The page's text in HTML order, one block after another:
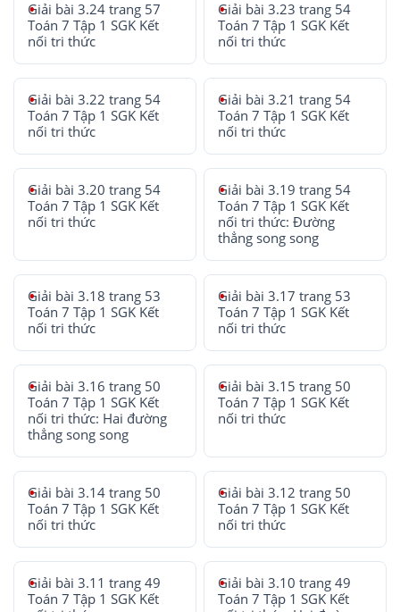
Giải bài 3.24 trang 57
Toán 7 Tập 1 SGK Kết
nối tri thức
Giải bài 3.23 trang 54
Toán 7 Tập 1 SGK Kết
nối tri thức
Giải bài 3.22 trang 54
Toán 7 Tập 1 SGK Kết
nối tri thức
Giải bài 3.21 trang 54
Toán 7 Tập 1 SGK Kết
nối tri thức
Giải bài 3.20 trang 54
Toán 7 Tập 1 SGK Kết
nối tri thức
Giải bài 3.19 trang 54
Toán 7 Tập 1 SGK Kết
nối tri thức: Đường
thẳng song song
Giải bài 3.18 trang 53
Toán 7 Tập 1 SGK Kết
nối tri thức
Giải bài 3.17 trang 53
Toán 7 Tập 1 SGK Kết
nối tri thức
Giải bài 3.16 trang 50
Toán 7 Tập 1 SGK Kết
nối tri thức: Hai đường
thẳng song song
Giải bài 3.15 trang 50
Toán 7 Tập 1 SGK Kết
nối tri thức
Giải bài 3.14 trang 50
Toán 7 Tập 1 SGK Kết
nối tri thức
Giải bài 3.12 trang 50
Toán 7 Tập 1 SGK Kết
nối tri thức
Giải bài 3.11 trang 49
Toán 7 Tập 1 SGK Kết
Giải bài 3.10 trang 49
Toán 7 Tập 1 SGK Kết